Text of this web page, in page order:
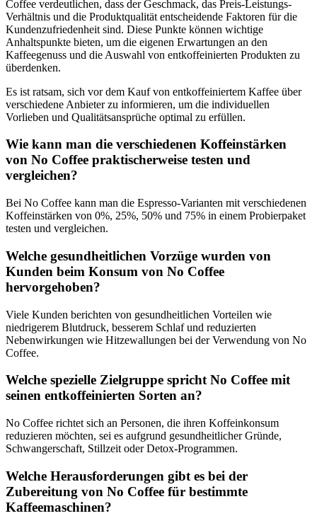
Coffee verdeutlichen, dass der Geschmack, das Preis-Leistungs-
Verhältnis und die Produktqualität entscheidende Faktoren für die
Kundenzufriedenheit sind. Diese Punkte können wichtige
Anhaltspunkte bieten, um die eigenen Erwartungen an den
Kaffeegenuss und die Auswahl von entkoffeinierten Produkten zu
überdenken.
Es ist ratsam, sich vor dem Kauf von entkoffeiniertem Kaffee über
verschiedene Anbieter zu informieren, um die individuellen
Vorlieben und Qualitätsansprüche optimal zu erfüllen.
Wie kann man die verschiedenen Koffeinstärken
von No Coffee praktischerweise testen und
vergleichen?
Bei No Coffee kann man die Espresso-Varianten mit verschiedenen
Koffeinstärken von 0%, 25%, 50% und 75% in einem Probierpaket
testen und vergleichen.
Welche gesundheitlichen Vorzüge wurden von
Kunden beim Konsum von No Coffee
hervorgehoben?
Viele Kunden berichten von gesundheitlichen Vorteilen wie
niedrigerem Blutdruck, besserem Schlaf und reduzierten
Nebenwirkungen wie Hitzewallungen bei der Verwendung von No
Coffee.
Welche spezielle Zielgruppe spricht No Coffee mit
seinen entkoffeinierten Sorten an?
No Coffee richtet sich an Personen, die ihren Koffeinkonsum
reduzieren möchten, sei es aufgrund gesundheitlicher Gründe,
Schwangerschaft, Stillzeit oder Detox-Programmen.
Welche Herausforderungen gibt es bei der
Zubereitung von No Coffee für bestimmte
Kaffeemaschinen?